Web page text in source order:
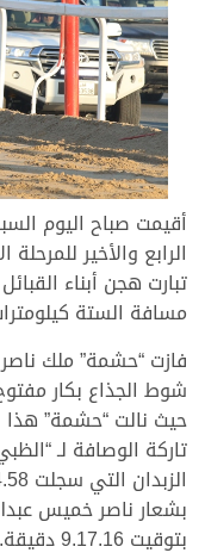
الرابع والأخير
مسافة الستة
فازت “حشمة” ملك
شوط الجذاع بكار
تاركة الوصافة لـ
بشعار ناصر خميس
بتوقيت 9.17.16 دقيقة.